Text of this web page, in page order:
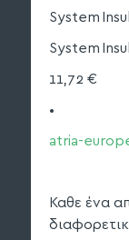
System
System
11,72 €
•
atria-
Καθε ένα